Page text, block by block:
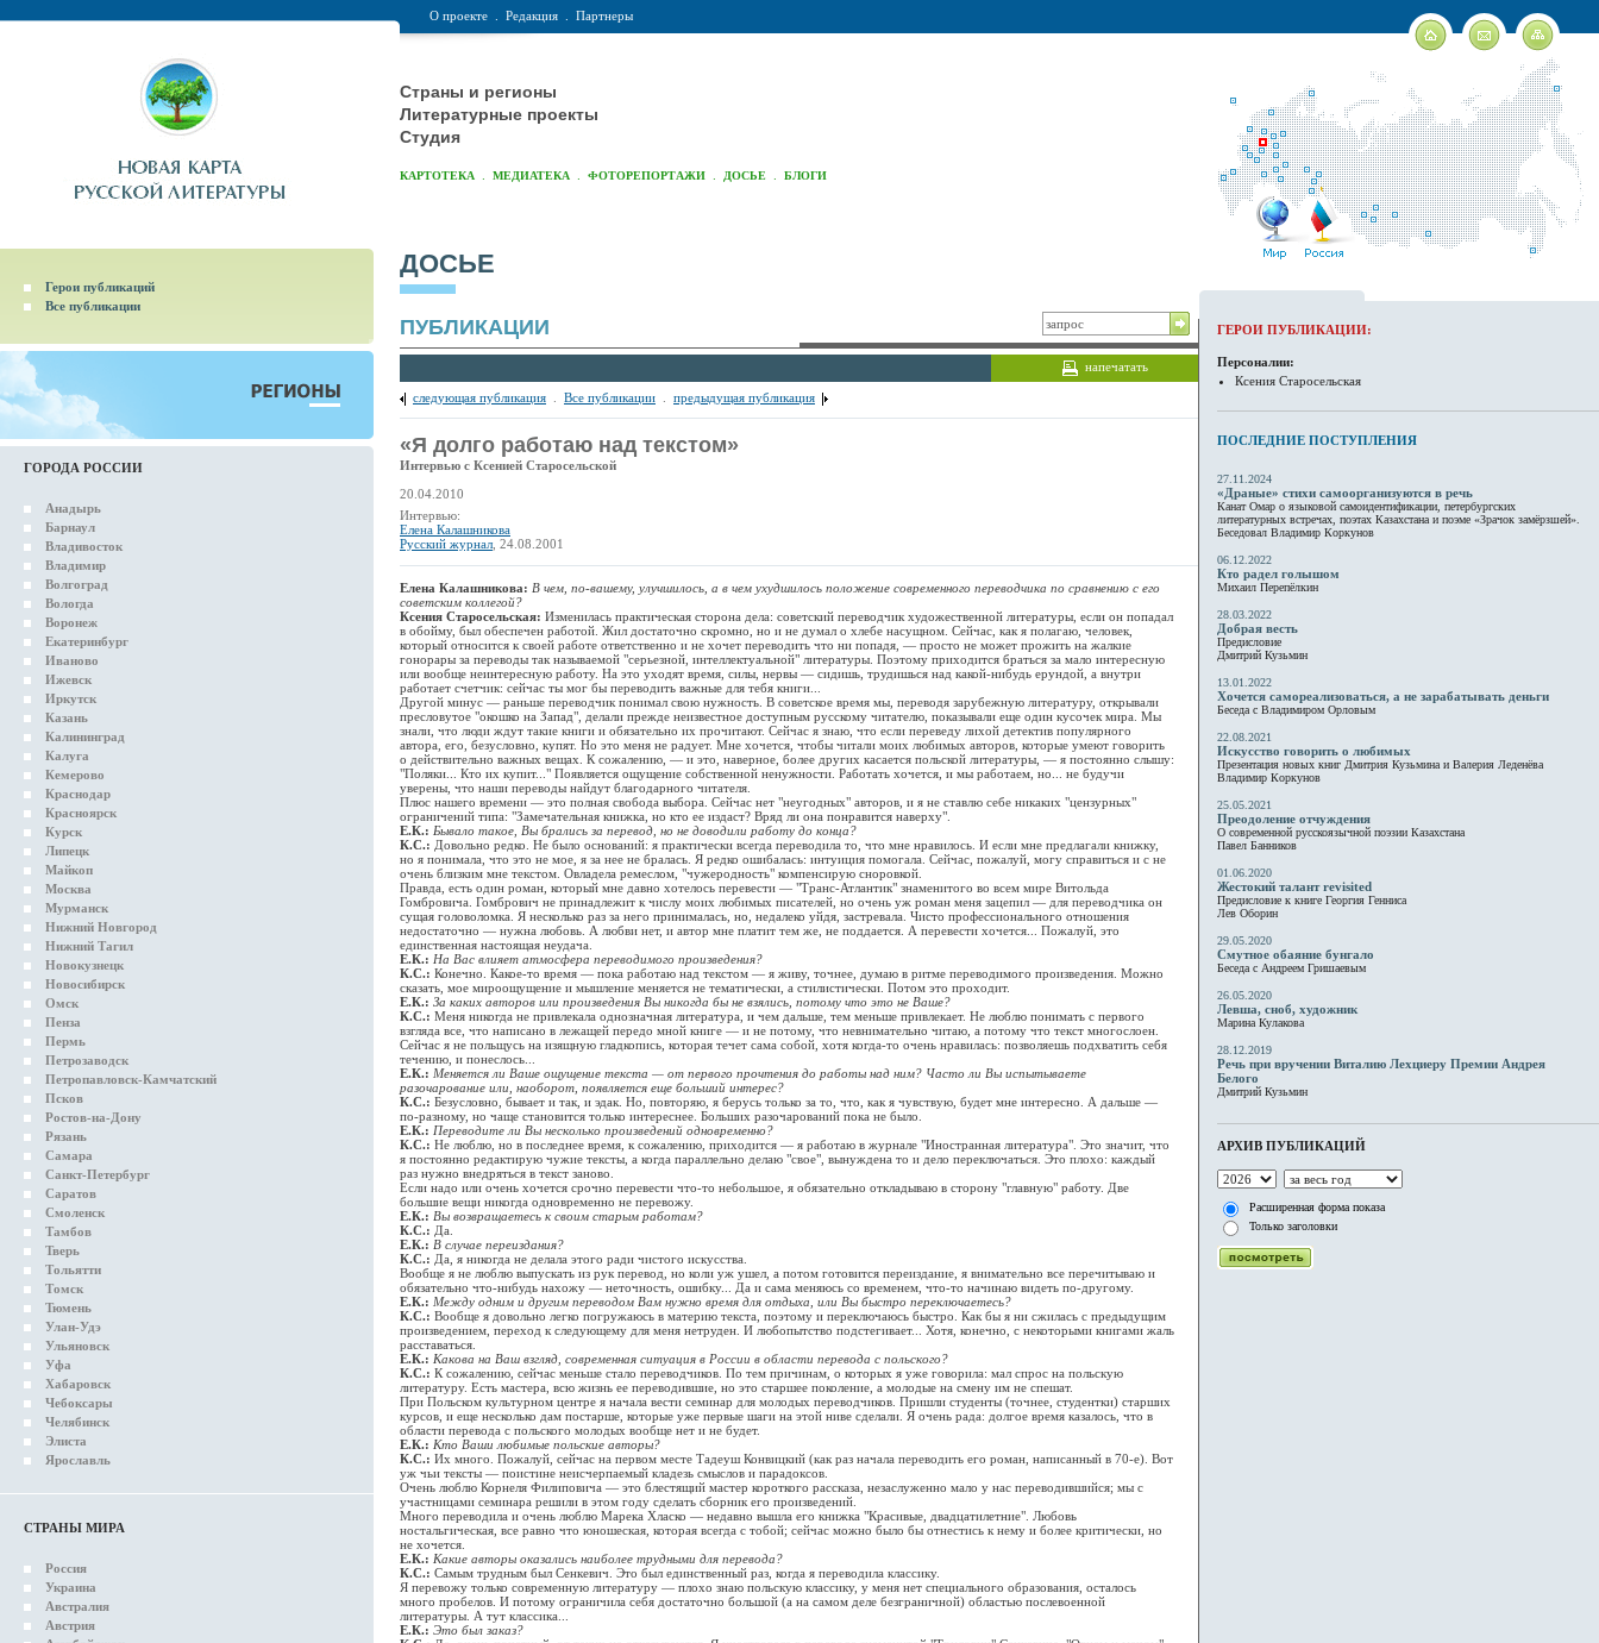
О проекте Редакция Партнеры
Страны и регионы
Литературные проекты
Студия
КАРТОТЕКА МЕДИАТЕКА ФОТОРЕПОРТАЖИ ДОСЬЕ БЛОГИ
Герои публикаций
Все публикации
ГОРОДА РОССИИ
Анадырь
Барнаул
Владивосток
Владимир
Волгоград
Вологда
Воронеж
Екатеринбург
Иваново
Ижевск
Иркутск
Казань
Калининград
Калуга
Кемерово
Краснодар
Красноярск
Курск
Липецк
Майкоп
Москва
Мурманск
Нижний Новгород
Нижний Тагил
Новокузнецк
Новосибирск
Омск
Пенза
Пермь
Петрозаводск
Петропавловск-Камчатский
Псков
Ростов-на-Дону
Рязань
Самара
Санкт-Петербург
Саратов
Смоленск
Тамбов
Тверь
Тольятти
Томск
Тюмень
Улан-Удэ
Ульяновск
Уфа
Хабаровск
Чебоксары
Челябинск
Элиста
Ярославль
СТРАНЫ МИРА
Россия
Украина
Австралия
Австрия
ДОСЬЕ
ПУБЛИКАЦИИ
напечатать
следующая публикация Все публикации предыдущая публикация
«Я долго работаю над текстом»
Интервью с Ксенией Старосельской
20.04.2010
Интервью:
Елена Калашникова
Русский журнал , 24.08.2001
Елена Калашникова: В чем, по-вашему, улучшилось, а в чем ухудшилось положение современного переводчика по сравнению с его
советским коллегой?
Ксения Старосельская: Изменилась практическая сторона дела: советский переводчик художественной литературы, если он попадал
в обойму, был обеспечен работой. Жил достаточно скромно, но и не думал о хлебе насущном. Сейчас, как я полагаю, человек,
который относится к своей работе ответственно и не хочет переводить что ни попадя, — просто не может прожить на жалкие
гонорары за переводы так называемой "серьезной, интеллектуальной" литературы. Поэтому приходится браться за мало интересную
или вообще неинтересную работу. На это уходят время, силы, нервы — сидишь, трудишься над какой-нибудь ерундой, а внутри
работает счетчик: сейчас ты мог бы переводить важные для тебя книги...
Другой минус — раньше переводчик понимал свою нужность. В советское время мы, переводя зарубежную литературу, открывали
пресловутое "окошко на Запад", делали прежде неизвестное доступным русскому читателю, показывали еще один кусочек мира. Мы
знали, что люди ждут такие книги и обязательно их прочитают. Сейчас я знаю, что если переведу лихой детектив популярного
автора, его, безусловно, купят. Но это меня не радует. Мне хочется, чтобы читали моих любимых авторов, которые умеют говорить
о действительно важных вещах. К сожалению, — и это, наверное, более других касается польской литературы, — я постоянно слышу:
"Поляки... Кто их купит..." Появляется ощущение собственной ненужности. Работать хочется, и мы работаем, но... не будучи
уверены, что наши переводы найдут благодарного читателя.
Плюс нашего времени — это полная свобода выбора. Сейчас нет "неугодных" авторов, и я не ставлю себе никаких "цензурных"
ограничений типа: "Замечательная книжка, но кто ее издаст? Вряд ли она понравится наверху".
Е.К.: Бывало такое, Вы брались за перевод, но не доводили работу до конца?
К.С.: Довольно редко. Не было оснований: я практически всегда переводила то, что мне нравилось. И если мне предлагали книжку,
но я понимала, что это не мое, я за нее не бралась. Я редко ошибалась: интуиция помогала. Сейчас, пожалуй, могу справиться и с не
очень близким мне текстом. Овладела ремеслом, "чужеродность" компенсирую сноровкой.
Правда, есть один роман, который мне давно хотелось перевести — "Транс-Атлантик" знаменитого во всем мире Витольда
Гомбровича. Гомбрович не принадлежит к числу моих любимых писателей, но очень уж роман меня зацепил — для переводчика он
сущая головоломка. Я несколько раз за него принималась, но, недалеко уйдя, застревала. Чисто профессионального отношения
недостаточно — нужна любовь. А любви нет, и автор мне платит тем же, не поддается. А перевести хочется... Пожалуй, это
единственная настоящая неудача.
Е.К.: На Вас влияет атмосфера переводимого произведения?
К.С.: Конечно. Какое-то время — пока работаю над текстом — я живу, точнее, думаю в ритме переводимого произведения. Можно
сказать, мое мироощущение и мышление меняется не тематически, а стилистически. Потом это проходит.
Е.К.: За каких авторов или произведения Вы никогда бы не взялись, потому что это не Ваше?
К.С.: Меня никогда не привлекала однозначная литература, и чем дальше, тем меньше привлекает. Не люблю понимать с первого
взгляда все, что написано в лежащей передо мной книге — и не потому, что невнимательно читаю, а потому что текст многослоен.
Сейчас я не польщусь на изящную гладкопись, которая течет сама собой, хотя когда-то очень нравилась: позволяешь подхватить себя
течению, и понеслось...
Е.К.: Меняется ли Ваше ощущение текста — от первого прочтения до работы над ним? Часто ли Вы испытываете
разочарование или, наоборот, появляется еще больший интерес?
К.С.: Безусловно, бывает и так, и эдак. Но, повторяю, я берусь только за то, что, как я чувствую, будет мне интересно. А дальше —
по-разному, но чаще становится только интереснее. Больших разочарований пока не было.
Е.К.: Переводите ли Вы несколько произведений одновременно?
К.С.: Не люблю, но в последнее время, к сожалению, приходится — я работаю в журнале "Иностранная литература". Это значит, что
я постоянно редактирую чужие тексты, а когда параллельно делаю "свое", вынуждена то и дело переключаться. Это плохо: каждый
раз нужно внедряться в текст заново.
Если надо или очень хочется срочно перевести что-то небольшое, я обязательно откладываю в сторону "главную" работу. Две
большие вещи никогда одновременно не перевожу.
Е.К.: Вы возвращаетесь к своим старым работам?
К.С.: Да.
Е.К.: В случае переиздания?
К.С.: Да, я никогда не делала этого ради чистого искусства.
Вообще я не люблю выпускать из рук перевод, но коли уж ушел, а потом готовится переиздание, я внимательно все перечитываю и
обязательно что-нибудь нахожу — неточность, ошибку... Да и сама меняюсь со временем, что-то начинаю видеть по-другому.
Е.К.: Между одним и другим переводом Вам нужно время для отдыха, или Вы быстро переключаетесь?
К.С.: Вообще я довольно легко погружаюсь в материю текста, поэтому и переключаюсь быстро. Как бы я ни сжилась с предыдущим
произведением, переход к следующему для меня нетруден. И любопытство подстегивает... Хотя, конечно, с некоторыми книгами жаль
расставаться.
Е.К.: Какова на Ваш взгляд, современная ситуация в России в области перевода с польского?
К.С.: К сожалению, сейчас меньше стало переводчиков. По тем причинам, о которых я уже говорила: мал спрос на польскую
литературу. Есть мастера, всю жизнь ее переводившие, но это старшее поколение, а молодые на смену им не спешат.
При Польском культурном центре я начала вести семинар для молодых переводчиков. Пришли студенты (точнее, студентки) старших
курсов, и еще несколько дам постарше, которые уже первые шаги на этой ниве сделали. Я очень рада: долгое время казалось, что в
области перевода с польского молодых вообще нет и не будет.
Е.К.: Кто Ваши любимые польские авторы?
К.С.: Их много. Пожалуй, сейчас на первом месте Тадеуш Конвицкий (как раз начала переводить его роман, написанный в 70-е). Вот
уж чьи тексты — поистине неисчерпаемый кладезь смыслов и парадоксов.
Очень люблю Корнеля Филиповича — это блестящий мастер короткого рассказа, незаслуженно мало у нас переводившийся; мы с
участницами семинара решили в этом году сделать сборник его произведений.
Много переводила и очень люблю Марека Хласко — недавно вышла его книжка "Красивые, двадцатилетние". Любовь
ностальгическая, все равно что юношеская, которая всегда с тобой; сейчас можно было бы отнестись к нему и более критически, но
не хочется.
Е.К.: Какие авторы оказались наиболее трудными для перевода?
К.С.: Самым трудным был Сенкевич. Это был единственный раз, когда я переводила классику.
Я перевожу только современную литературу — плохо знаю польскую классику, у меня нет специального образования, осталось
много пробелов. И потому ограничила себя достаточно большой (а на самом деле безграничной) областью послевоенной
литературы. А тут классика...
Е.К.: Это был заказ?
ГЕРОИ ПУБЛИКАЦИИ:
Персоналии:
Ксения Старосельская
ПОСЛЕДНИЕ ПОСТУПЛЕНИЯ
27.11.2024
«Драные» стихи самоорганизуются в речь
Канат Омар о языковой самоидентификации, петербургских
литературных встречах, поэтах Казахстана и поэме «Зрачок замёрзшей».
Беседовал Владимир Коркунов
06.12.2022
Кто радел голышом
Михаил Перепёлкин
28.03.2022
Добрая весть
Предисловие
Дмитрий Кузьмин
13.01.2022
Хочется самореализоваться, а не зарабатывать деньги
Беседа с Владимиром Орловым
22.08.2021
Искусство говорить о любимых
Презентация новых книг Дмитрия Кузьмина и Валерия Леденёва
Владимир Коркунов
25.05.2021
Преодоление отчуждения
О современной русскоязычной поэзии Казахстана
Павел Банников
01.06.2020
Жестокий талант revisited
Предисловие к книге Георгия Генниса
Лев Оборин
29.05.2020
Смутное обаяние бунгало
Беседа с Андреем Гришаевым
26.05.2020
Левша, сноб, художник
Марина Кулакова
28.12.2019
Речь при вручении Виталию Лехциеру Премии Андрея
Белого
Дмитрий Кузьмин
АРХИВ ПУБЛИКАЦИЙ
Расширенная форма показа
Только заголовки